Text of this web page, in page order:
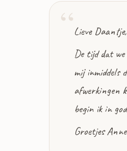
Lieve Daantje,
De tijd dat
mij inmiddels
afwerkingen
begin ik in
Groetjes